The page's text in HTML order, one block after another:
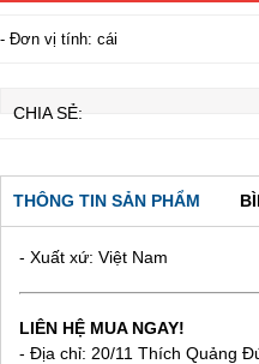
- Đơn vị tính: cái
CHIA SẺ:
THÔNG TIN SẢN PHẨM
- Xuất xứ: Việt Nam
LIÊN HỆ MUA NGAY!
- Địa chỉ: 20/11 Thích Quảng